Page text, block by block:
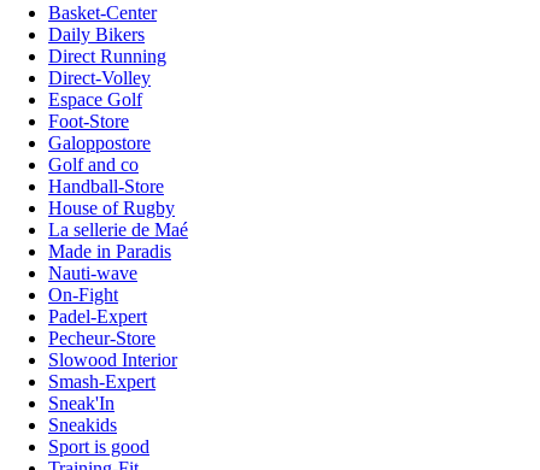
Basket-Center
Daily Bikers
Direct Running
Direct-Volley
Espace Golf
Foot-Store
Galoppostore
Golf and co
Handball-Store
House of Rugby
La sellerie de Maé
Made in Paradis
Nauti-wave
On-Fight
Padel-Expert
Pecheur-Store
Slowood Interior
Smash-Expert
Sneak'In
Sneakids
Sport is good